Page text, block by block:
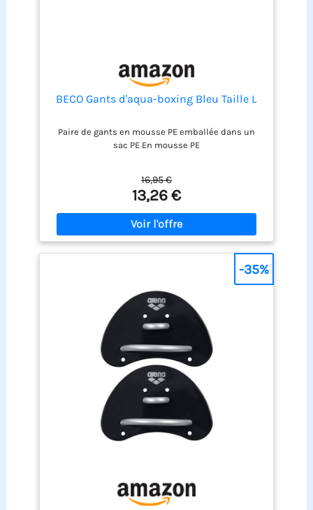
BECO Gants d'aqua-boxing Bleu Taille L
Paire de gants en mousse PE emballée dans un
sac PE En mousse PE
16,95 €
13,26 €
-35%